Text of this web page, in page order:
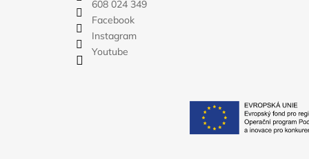
608 024 349
Facebook
Instagram
Youtube